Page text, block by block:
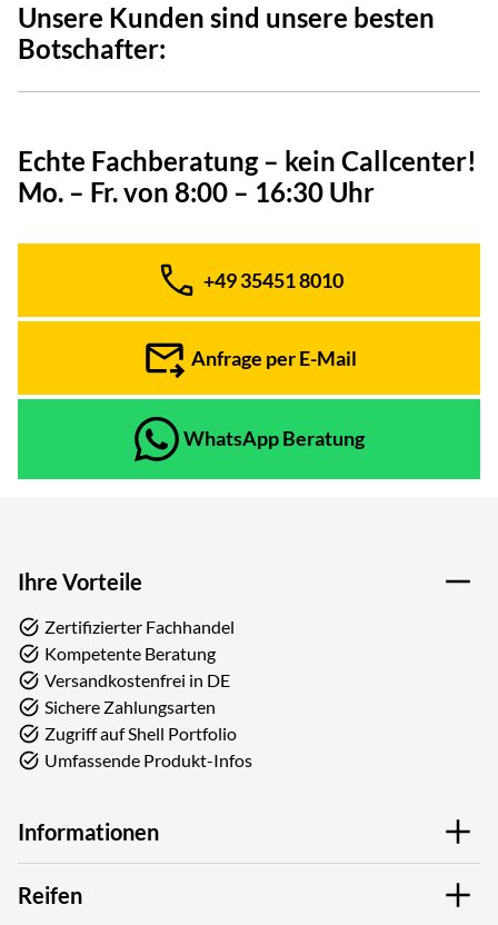
Unsere Kunden sind unsere besten
Botschafter:
Echte Fachberatung – kein Callcenter!
Mo. – Fr. von 8:00 – 16:30 Uhr
Telefon:
+49 35451 8010
Anfrage per E-Mail
WhatsApp Beratung
Ihre Vorteile
Zertifizierter Fachhandel
Kompetente Beratung
Versandkostenfrei in DE
Sichere Zahlungsarten
Zugriff auf Shell Portfolio
Umfassende Produkt-Infos
Informationen
Reifen